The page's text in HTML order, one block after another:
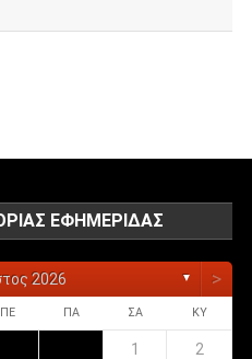
ΕΦΗΜΕΡΊΔΑΣ
2026 ▼ >
ΠΕ ΠΑ ΣΑ ΚΥ
1 2